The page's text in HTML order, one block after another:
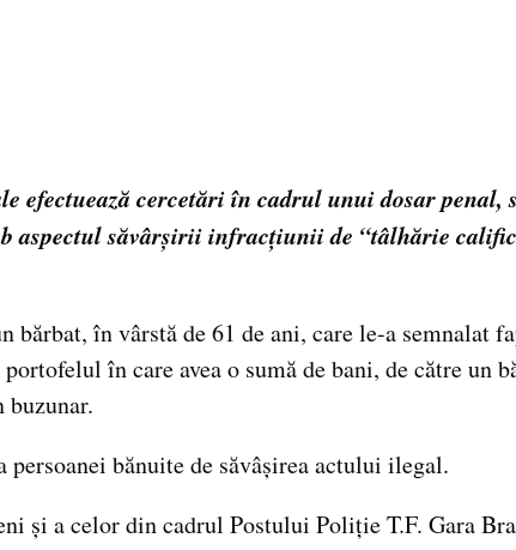
cercetări în cadrul unui dosar penal,
aspectul săvârșirii infracțiunii de “tâlhărie
în vârstă de 61 de ani, care le-a semnalat
în care avea o sumă de bani, de către un
buzunar.
bănuite de săvâșirea actului ilegal.
a celor din cadrul Postului Poliție T.F. Gara